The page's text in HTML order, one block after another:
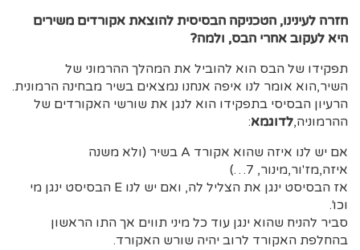
חזרה לעינינו, הטכניקה הבסיסית להוצאת אקורדים משירים
היא לעקוב אחרי הבס, ולמה?
תפקידו של הבס הוא להוביל את המהלך ההרמוני של
השיר,הוא אומר לנו איפה אנחנו נמצאים בשיר מבחינה הרמונית.
הרעיון הבסיסי בתפקידו הוא לנגן את שורשי האקורדים של
ההרמוניה,לדוגמא:
אם יש לנו איזה שהוא אקורד A בשיר (ולא משנה
איזה,מז'ור,מינור, 7…)
אז הבסיסט ינגן את הצליל לה, ואם יש לנו E הבסיסט ינגן מי
וכו'.
סביר להניח שהוא ינגן עוד כל מיני תווים אך התו הראשון
בהחלפת האקורד לרוב יהיה שורש האקורד.